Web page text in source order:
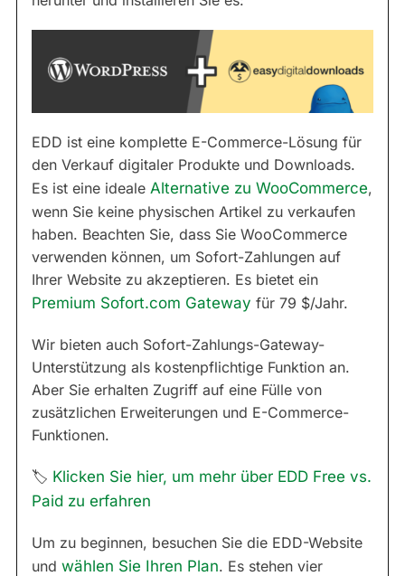
EDD ist eine komplette E-Commerce-Lösung für
den Verkauf digitaler Produkte und Downloads.
Es ist eine ideale Alternative zu WooCommerce,
wenn Sie keine physischen Artikel zu verkaufen
haben. Beachten Sie, dass Sie WooCommerce
verwenden können, um Sofort-Zahlungen auf
Ihrer Website zu akzeptieren. Es bietet ein
Premium Sofort.com Gateway für 79 $/Jahr.
Wir bieten auch Sofort-Zahlungs-Gateway-
Unterstützung als kostenpflichtige Funktion an.
Aber Sie erhalten Zugriff auf eine Fülle von
zusätzlichen Erweiterungen und E-Commerce-
Funktionen.
🏷 Klicken Sie hier, um mehr über EDD Free vs.
Paid zu erfahren
Um zu beginnen, besuchen Sie die EDD-Website
und wählen Sie Ihren Plan. Es stehen vier